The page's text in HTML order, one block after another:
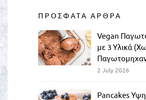
ΠΡΟΣΦΑΤΑ ΑΡΘΡΑ
Vegan
με 3 Υλικά
2 July 2026
Pancakes